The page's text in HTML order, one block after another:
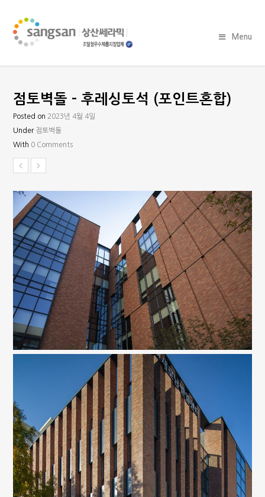
Menu
점토벽돌 – 후레싱토석 (포인트혼합)
Posted on 2023년 4월 4일
Under 점토벽돌
With 0 Comments